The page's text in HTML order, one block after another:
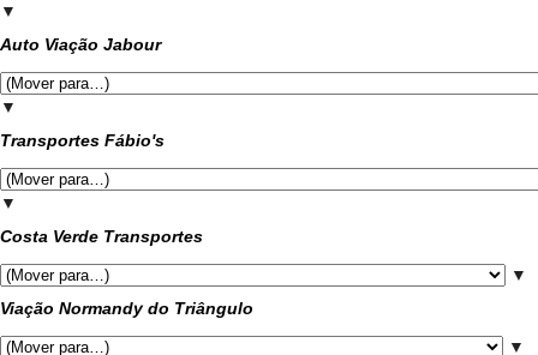
▼
Auto Viação Jabour
▼
Transportes Fábio's
▼
Costa Verde Transportes
▼
Viação Normandy do Triângulo
▼